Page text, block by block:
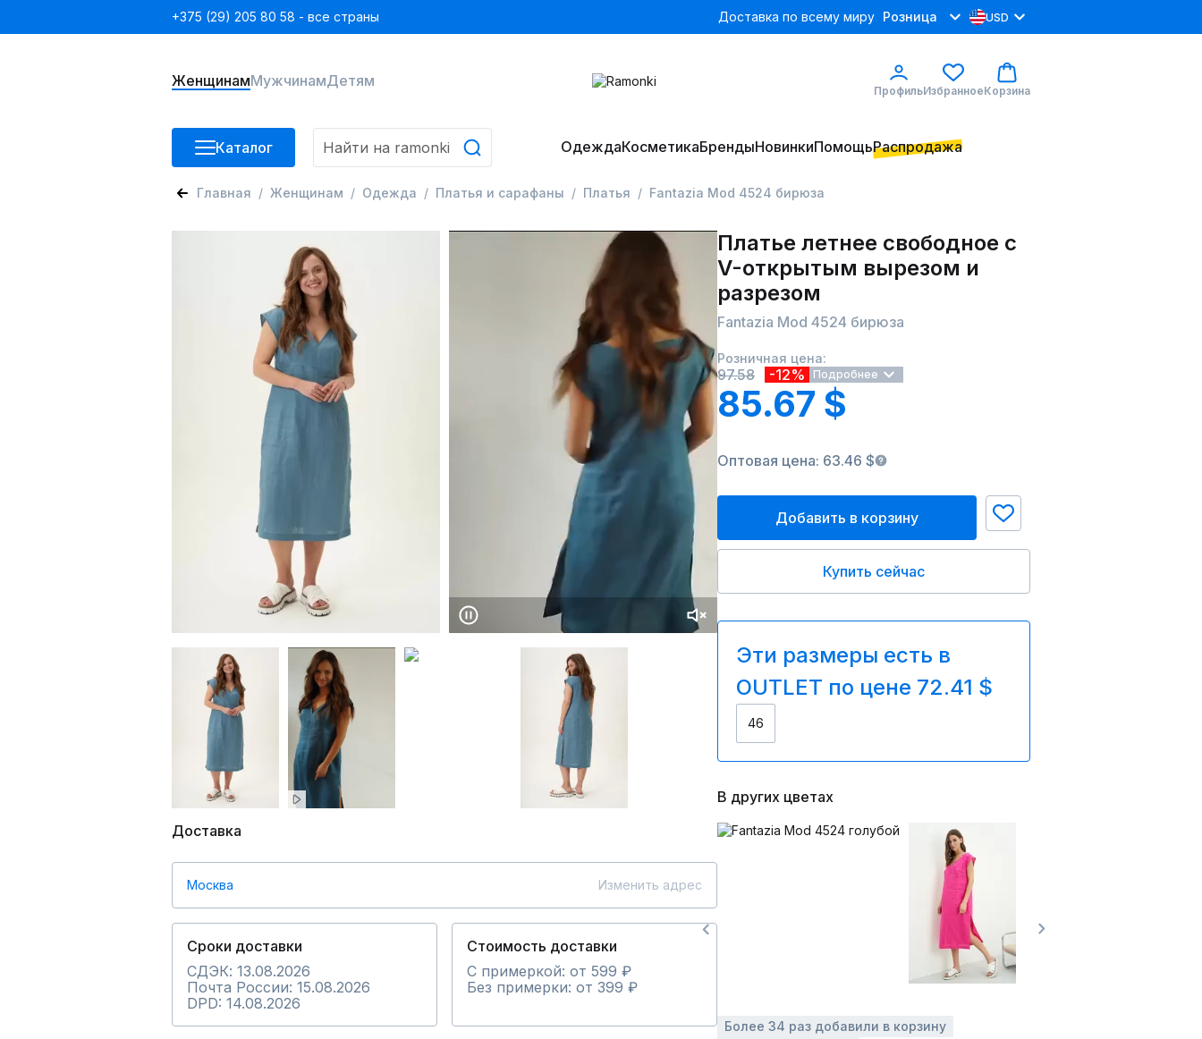
+375 (29) 205 80 58 - все страны Доставка по всему миру Розница USD
ЖенщинамМужчинамДетям
ПрофильИзбранноеКорзина
Каталог ОдеждаКосметикаБрендыНовинкиПомощьРаспродажа
Главная Женщинам Одежда Платья и сарафаны Платья Fantazia Mod 4524 бирюза
Доставка
Москва Изменить адрес
Сроки доставки
СДЭК: 13.08.2026
Почта России: 15.08.2026
DPD: 14.08.2026
Стоимость доставки
С примеркой: от 599 ₽
Без примерки: от 399 ₽
Платье летнее свободное с
V-открытым вырезом и
разрезом
Fantazia Mod 4524 бирюза
Розничная цена:
97.58 -12% Подробнее
85.67 $
Оптовая цена: 63.46 $
Добавить в корзину
Купить сейчас
Эти размеры есть в
OUTLET по цене 72.41 $
46
В других цветах
Более 34 раз добавили в корзину